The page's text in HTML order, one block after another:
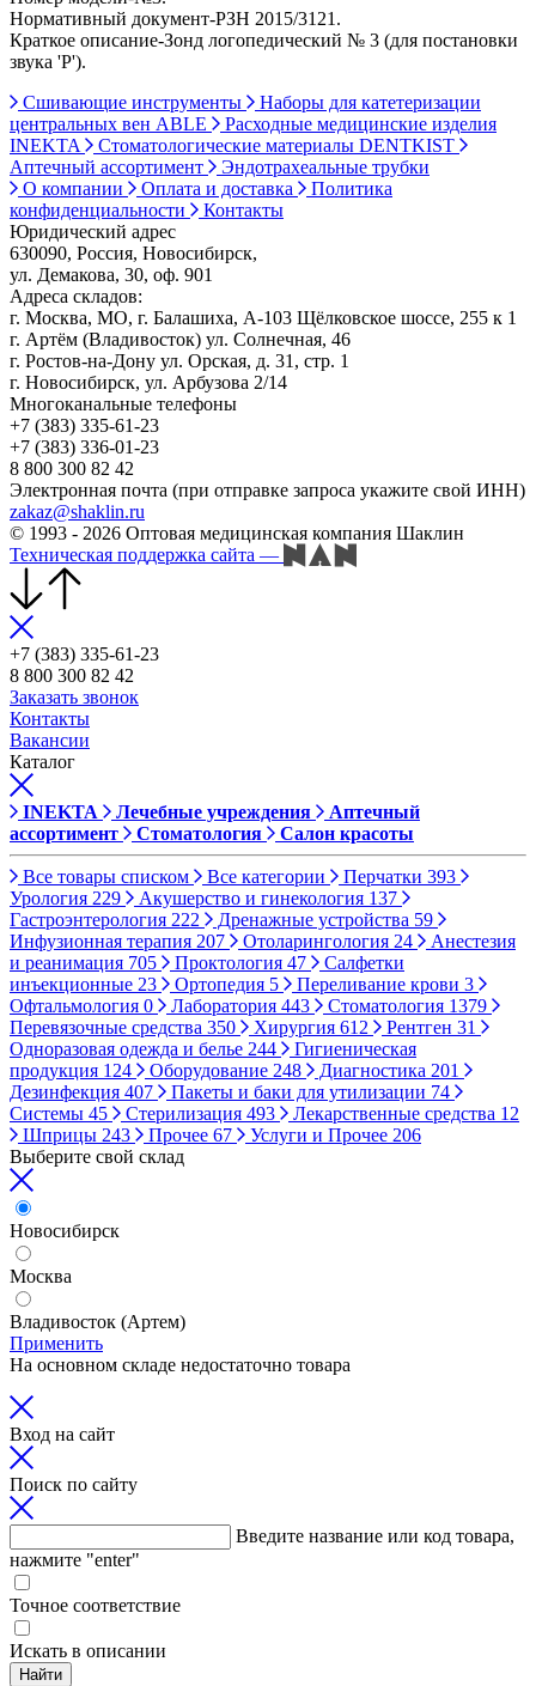
Нормативный документ-РЗН 2015/3121.
Краткое описание-Зонд логопедический № 3 (для постановки
звука 'Р').
Сшивающие инструменты
Наборы для катетеризации
центральных вен ABLE
Расходные медицинские изделия
INEKTA
Стоматологические материалы DENTKIST
Аптечный ассортимент
Эндотрахеальные трубки
О компании
Оплата и доставка
Политика
конфиденциальности
Контакты
Юридический адрес
630090, Россия, Новосибирск,
ул. Демакова, 30, оф. 901
Адреса складов:
г. Москва, МО, г. Балашиха, А-103 Щёлковское шоссе, 255 к 1
г. Артём (Владивосток) ул. Солнечная, 46
г. Ростов-на-Дону ул. Орская, д. 31, стр. 1
г. Новосибирск, ул. Арбузова 2/14
Многоканальные телефоны
+7 (383) 335-61-23
+7 (383) 336-01-23
8 800 300 82 42
Электронная почта (при отправке запроса укажите свой ИНН)
zakaz@shaklin.ru
© 1993 - 2026 Оптовая медицинская компания Шаклин
Техническая поддержка сайта —
+7 (383) 335-61-23
8 800 300 82 42
Заказать звонок
Контакты
Вакансии
Каталог
INEKTA Лечебные учреждения
Аптечный
ассортимент
Стоматология Салон красоты
Все товары списком Все категории Перчатки 393
Урология 229 Акушерство и гинекология 137
Гастроэнтерология 222 Дренажные устройства 59
Инфузионная терапия 207 Отоларингология 24
Анестезия
и реанимация 705 Проктология 47
Салфетки
инъекционные 23 Ортопедия 5 Переливание крови 3
Офтальмология 0 Лаборатория 443 Стоматология 1379
Перевязочные средства 350 Хирургия 612 Рентген 31
Одноразовая одежда и белье 244
Гигиеническая
продукция 124 Оборудование 248 Диагностика 201
Дезинфекция 407 Пакеты и баки для утилизации 74
Системы 45 Стерилизация 493 Лекарственные средства 12
Шприцы 243 Прочее 67 Услуги и Прочее 206
Выберите свой склад
Новосибирск
Москва
Владивосток (Артем)
Применить
На основном складе недостаточно товара
Вход на сайт
Поиск по сайту
Введите название или код товара,
нажмите "enter"
Точное соответствие
Искать в описании
Найти